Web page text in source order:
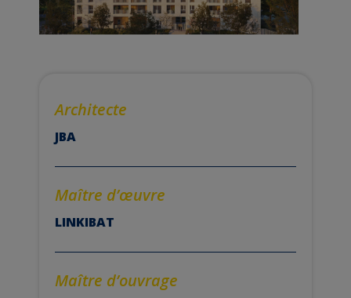
Architecte
JBA
Maître d’œuvre
LINKIBAT
Maître d’ouvrage